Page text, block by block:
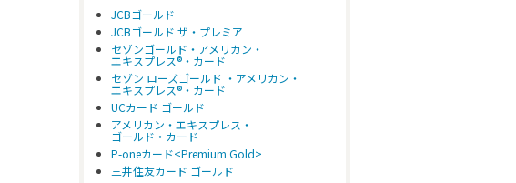
JCBゴールド
JCBゴールド ザ・プレミア
セゾンゴールド・アメリカン・
エキスプレス®・カード
セゾン ローズゴールド ・アメリカン・
エキスプレス®・カード
UCカード ゴールド
アメリカン・エキスプレス・
ゴールド・カード
P-oneカード<Premium Gold>
三井住友カード ゴールド